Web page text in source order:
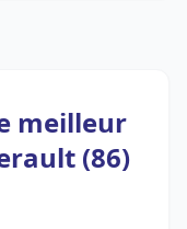
meilleur
(86)